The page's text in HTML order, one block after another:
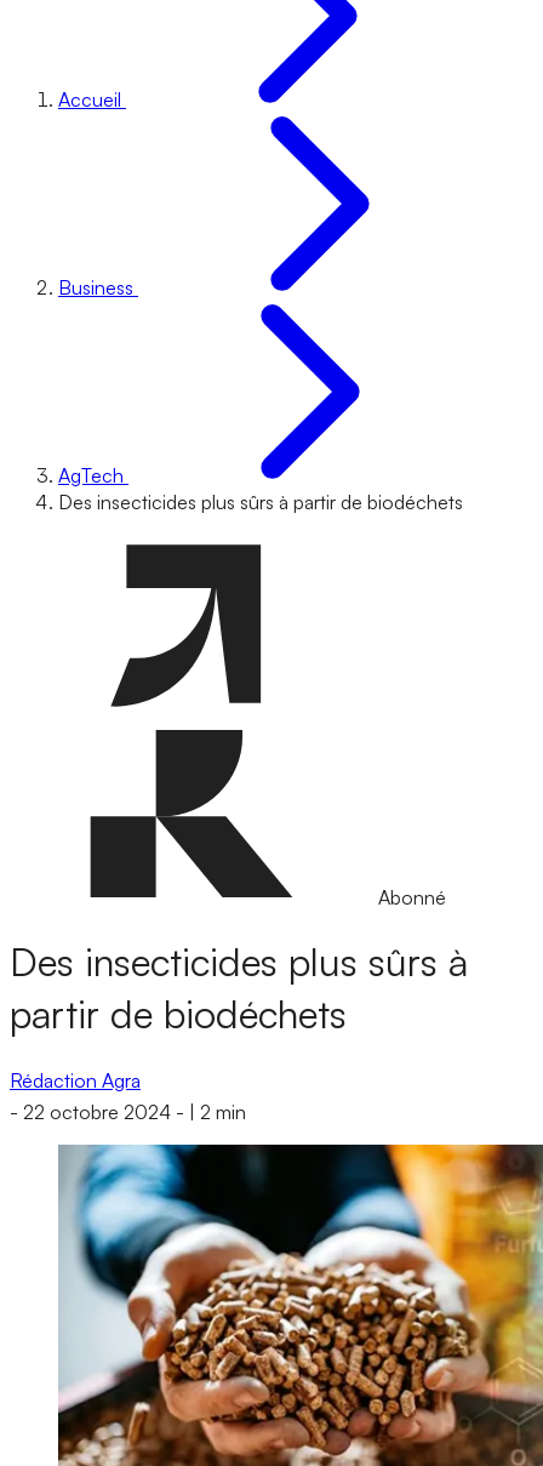
Accueil
Business
AgTech
Des insecticides plus sûrs à partir de biodéchets
Abonné
Des insecticides plus sûrs à
partir de biodéchets
Rédaction Agra
- 22 octobre 2024 - 2 min